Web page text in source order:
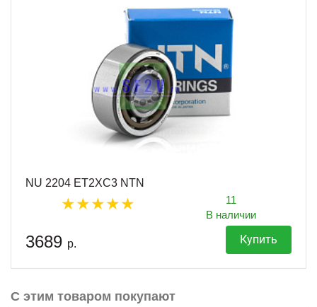
NU 2204 ET2XC3 NTN
11
В наличии
3689 р. Купить
С этим товаром покупают